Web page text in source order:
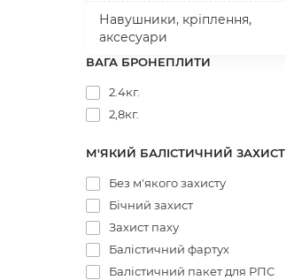
Навушники, кріплення,
аксесуари
КЕРАМІКА SIC + UHMWPE
ВАГА БРОНЕПЛИТИ
2.4кг.
2,8кг.
М'ЯКИЙ БАЛІСТИЧНИЙ ЗАХИСТ
Без м'якого захисту
Бічний захист
Захист паху
Балістичний фартух
Балістичний пакет для РПС